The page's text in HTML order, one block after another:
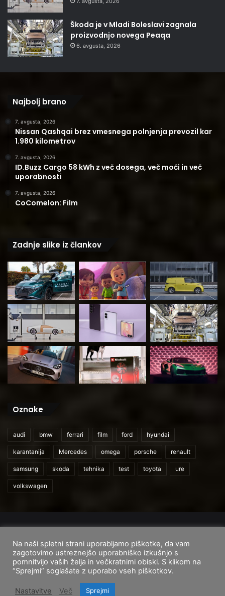
Škoda je v Mladi Boleslavi zagnala
proizvodnjo novega Peaqa
6. avgusta, 2026
Najbolj brano
7. avgusta, 2026
Nissan Qashqai brez vmesnega polnjenja prevozil kar
1.980 kilometrov
7. avgusta, 2026
ID.Buzz Cargo 58 kWh z več dosega, več moči in več
uporabnosti
7. avgusta, 2026
CoComelon: Film
Zadnje slike iz člankov
Oznake
audi bmw ferrari film ford hyundai
karantanija Mercedes omega porsche renault
samsung skoda tehnika test toyota ure
volkswagen
Domov
O nas Cenik storitev Pogoji uporabe
FacebookInstagram
TikTok
Na naši spletni strani uporabljamo piškotke, da vam
zagotovimo ustreznejšo uporabniško izkušnjo s
pomnitvijo vaših želja in večkratnimi obiski. S klikom na
“Sprejmi” soglašate z uporabo vseh piškotkov.
Nastavitve Več Sprejmi